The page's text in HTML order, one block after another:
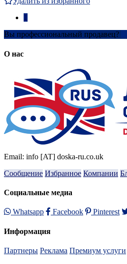
Вы профессиональный продавец?
О нас
Email: info [AT] doska-ru.co.uk
Сообщение Избранное Компании
Социальные медиа
Whatsapp Facebook Pinterest
Информация
Партнеры Реклама Премиум услуги